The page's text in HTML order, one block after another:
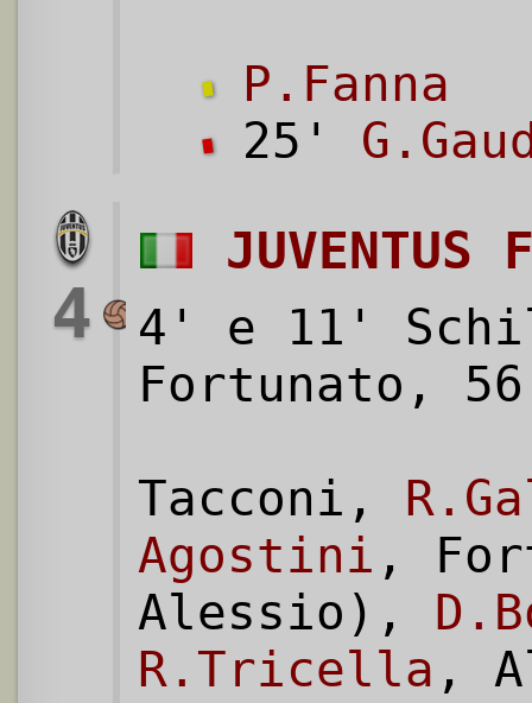
P.Fanna
25'
4
JUVENTUS
4' e 11'
Fortunato,
Tacconi,
Agostini ,
Alessio),
R.Tricella ,